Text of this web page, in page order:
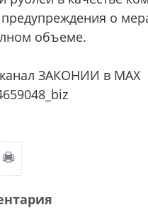
о
объеме.
ЗАКОНИИ в МАХ